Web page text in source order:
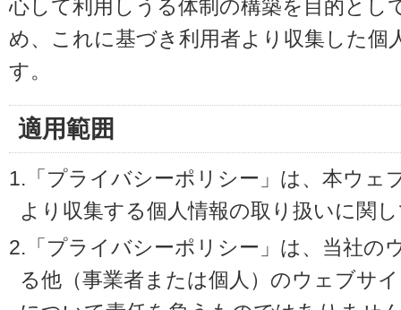
心して利用しうる体制の構築を目的とし
め、これに基づき利用者より収集した個
す。
適用範囲
1.「プライバシーポリシー」は、本ウェ
より収集する個人情報の取り扱いに関
2.「プライバシーポリシー」は、当社の
る他（事業者または個人）のウェブサ